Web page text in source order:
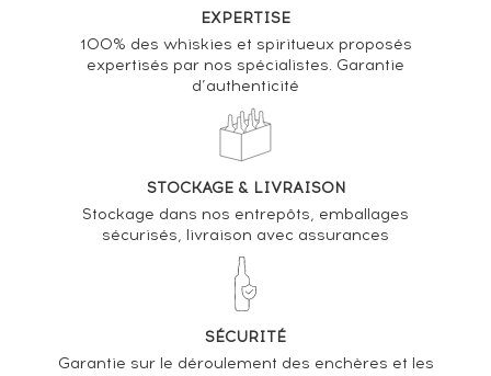
EXPERTISE
100% des whiskies et spiritueux proposés
expertisés par nos spécialistes. Garantie
d’authenticité
STOCKAGE & LIVRAISON
Stockage dans nos entrepôts, emballages
sécurisés, livraison avec assurances
SÉCURITÉ
Garantie sur le déroulement des enchères et les